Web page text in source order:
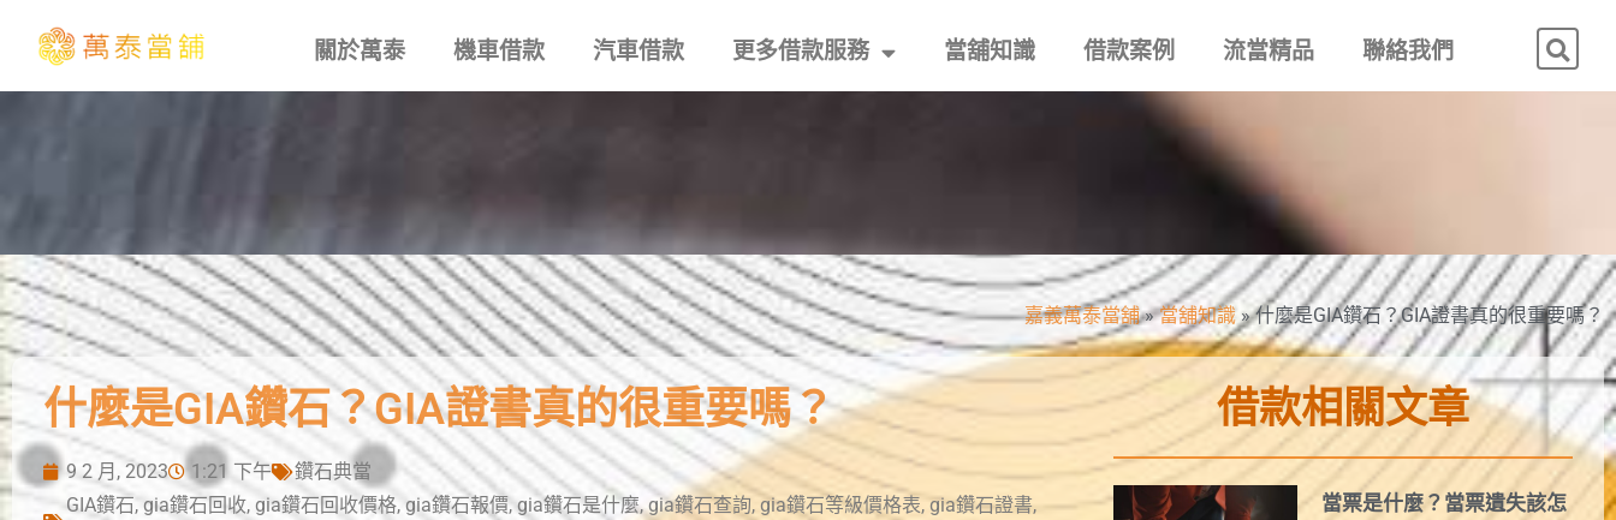
關於萬泰 機車借款 汽車借款 更多借款服務 當舖知識 借款案例 流當精品 聯絡我們
嘉義萬泰當舖»當舖知識 »什麼是GIA鑽石？GIA證書真的很重要嗎？
什麼是GIA鑽石？GIA證書真的很重要嗎？
9 2 月, 2023 1:21 下午
鑽石典當
GIA鑽石,gia鑽石回收,gia鑽石回收價格,gia鑽石報價,gia鑽石是什麼,gia鑽石查詢,gia鑽石等級價格表,gia鑽石證書,
借款相關文章
當票是什麼？當票遺失該怎